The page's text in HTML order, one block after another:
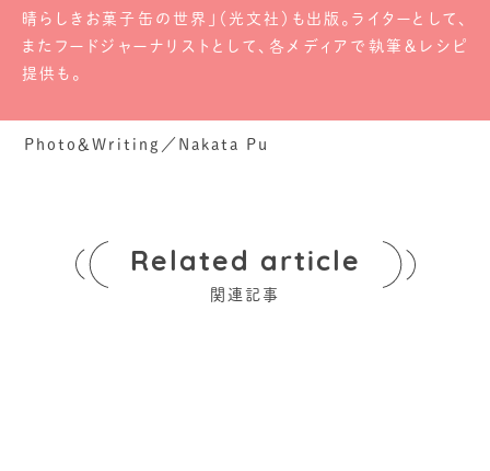
晴らしきお菓子缶の世界」（光文社）も出版。ライターとして、
またフードジャーナリストとして、各メディアで執筆＆レシピ
提供も。
Photo＆Writing／Nakata Pu
Related article
関連記事